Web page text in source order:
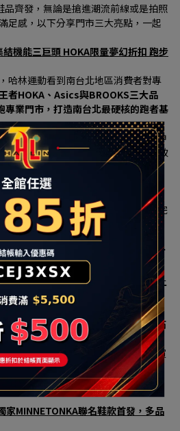
品齊發，無論是搶進潮流前線或是拍照
足感，以下分享門市三大亮點，一起
機能三巨頭 HOKA限量夢幻折扣 跑步
哈林運動看到南台北地區消費者對專
者HOKA、Asics與BROOKS三大品
業門市，打造南台北最硬核的跑者基
Running專區中，慢跑界當紅避震神
是目前成長最快的高機能運動鞋款，致
事的超跑鞋，為讓樹林地區的消費者
慶開幕期間祭出限量夢幻折扣，門市
與百年跑鞋BROOKS的強大矩陣,
膠避震科技與專屬高質感跑鞋牆，完
哈林運動特別與全球健身器材領導品
，在HA LIN Running慢跑專區獨家打
區」，引進名列美國第一大健身品牌
觸控式螢幕面板，消費者可以現場換上
真實慢跑姿態，測試鞋款避震與抓地
沉浸式體驗」新門市。
專區商品全面 9 折，更新增「滿
$500」 的現折優惠。
最讓跑友心動
金額滿 $3,000 元以上」（不論是購買
、BROOKS的頂級專業機能跑
家族品牌600元抵用券」可於下次消
MINNETONKA聯名鞋款首發，多品